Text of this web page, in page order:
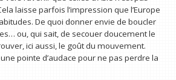
laisse parfois l’impression que l’Europe
De quoi donner envie de boucler
ou, qui sait, de secouer doucement le
ici aussi, le goût du mouvement.
pointe d’audace pour ne pas perdre la